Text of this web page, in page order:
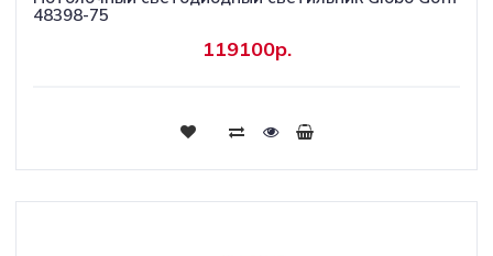
48398-75
119100р.